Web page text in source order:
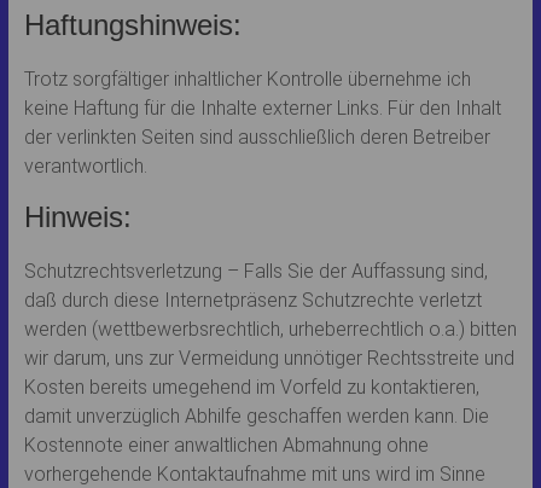
Haftungshinweis:
Trotz sorgfältiger inhaltlicher Kontrolle übernehme ich
keine Haftung für die Inhalte externer Links. Für den Inhalt
der verlinkten Seiten sind ausschließlich deren Betreiber
verantwortlich.
Hinweis:
Schutzrechtsverletzung – Falls Sie der Auffassung sind,
daß durch diese Internetpräsenz Schutzrechte verletzt
werden (wettbewerbsrechtlich, urheberrechtlich o.a.) bitten
wir darum, uns zur Vermeidung unnötiger Rechtsstreite und
Kosten bereits umegehend im Vorfeld zu kontaktieren,
damit unverzüglich Abhilfe geschaffen werden kann. Die
Kostennote einer anwaltlichen Abmahnung ohne
vorhergehende Kontaktaufnahme mit uns wird im Sinne